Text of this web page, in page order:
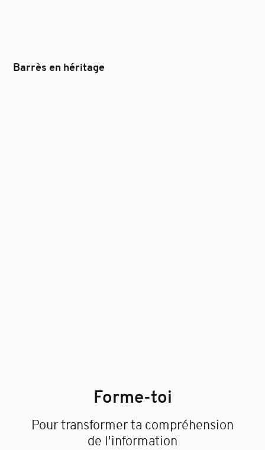
Barrès en héritage
Forme-toi
Pour transformer ta compréhension
de l'information